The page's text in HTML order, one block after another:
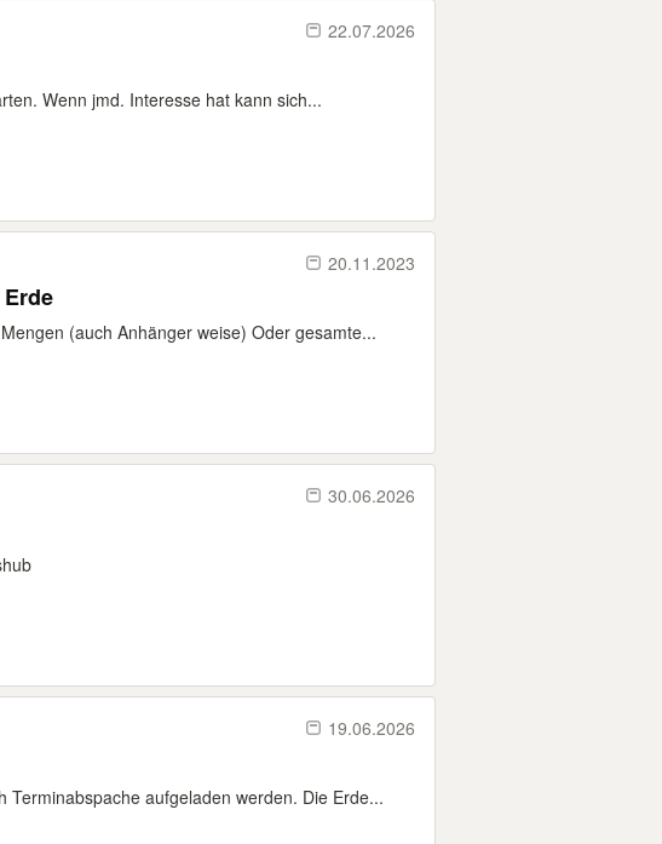
22.07.2026
Wenn jmd. Interesse hat kann sich...
20.11.2023
(auch Anhänger weise) Oder gesamte...
30.06.2026
19.06.2026
aufgeladen werden. Die Erde...